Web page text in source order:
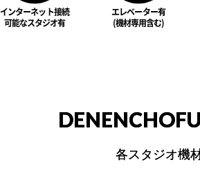
インターネット接続
可能なスタジオ有
エレベーター有
(機材専用含む)
DENENCHOFU
各スタジオ機